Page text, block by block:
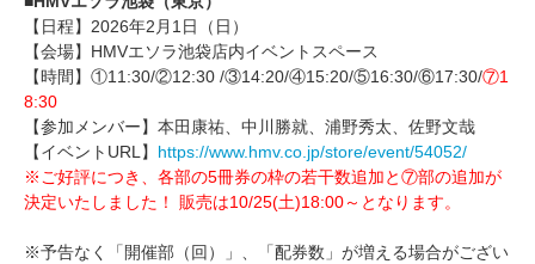
【日程】2026年2月1日（日）
【会場】HMVエソラ池袋店内イベントスペース
【時間】①11:30/②12:30 /③14:20/④15:20/⑤16:30/⑥17:30/⑦1
8:30
【参加メンバー】本田康祐、中川勝就、浦野秀太、佐野文哉
【イベントURL】 https://www.hmv.co.jp/store/event/54052/
※ご好評につき、各部の5冊券の枠の若干数追加と⑦部の追加が
決定いたしました！ 販売は10/25(土)18:00～となります。
※予告なく「開催部（回）」、「配券数」が増える場合がござい